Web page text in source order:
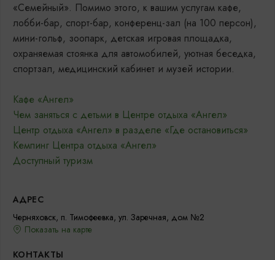
«Семейный». Помимо этого, к вашим услугам кафе,
лобби-бар, спорт-бар, конференц-зал (на 100 персон),
мини-гольф, зоопарк, детская игровая площадка,
охраняемая стоянка для автомобилей, уютная беседка,
спортзал, медицинский кабинет и музей истории.
Кафе «Ангел»
Чем заняться с детьми в Центре отдыха «Ангел»
Центр отдыха «Ангел» в разделе «Где остановиться»
Кемпинг Центра отдыха «Ангел»
Доступный туризм
АДРЕС
Черняховск, п. Тимофеевка, ул. Заречная, дом №2
Показать на карте
КОНТАКТЫ